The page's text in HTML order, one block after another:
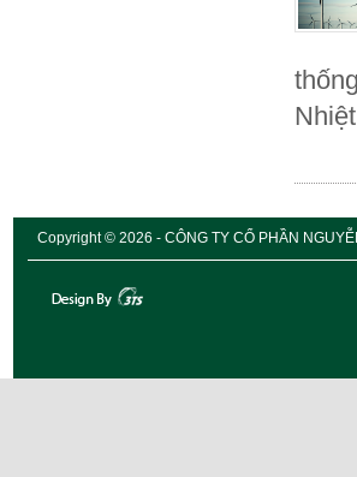
Copyright © 2026 - CÔNG TY CỔ PHẦN